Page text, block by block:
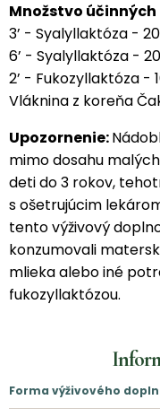
Množstvo
3’ - Syalyllaktóza -
6’ - Syalyllaktóza -
2’ - Fukozyllaktóza -
Vláknina z koreňa
Upozornenie:
mimo dosahu
deti do 3 rokov,
s ošetrujúcim
tento výživový
konzumovali
mlieka alebo iné
fukozyllaktózou.
Forma výživového